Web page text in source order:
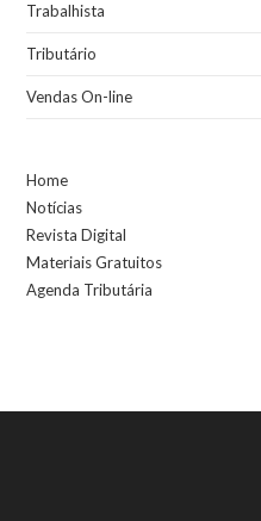
Trabalhista
Tributário
Vendas On-line
Home
Notícias
Revista Digital
Materiais Gratuitos
Agenda Tributária